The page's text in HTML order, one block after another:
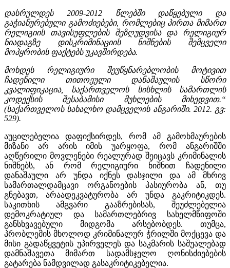
დასრულდეს 2009-2012 წლებში დაწყებული და
გაჭიანურებული გამოძიებები, რომლებიც პირთა მიმართ
რელიგიის თავისუფლების შეზღუდვისა და რელიგიურ
ნიადაგზე დისკრიმინაციის ნიშნების შემცველი
მოპყრობის ფაქტებს უკავშირდება.
მოხდეს რელიგიური შეუწყნარებლობის მოტივით
ჩადენილი თითოეული
დანაშაულის სწორი
კვალიფიკაცია, საქართველოს სისხლის სამართლის
კოდექსის
შესაბამისი მუხლების მიხედვით.“
(საქართველოს სახალხო დამცველის ანგარიში. 2012. გვ:
529).
აუცილებელია დაფიქსირდეს, რომ ამ გამოხმაურების
მიზანი არ არის იმის უარყოფა, რომ ანგარიშში
აღწერილი მოვლენები რეალურად შეიცავს კრიმინალის
ნიშნებს, ან რომ რელიგიური ნიშნით ჩადენილი
დანაშაული არ უნდა იქნეს დასჯილი და ამ მხრივ
სამართალდამცავი ორგანოების პასიურობა ან, თუ
გნებავთ, არაადეკვატურობა არ უნდა გაკრიტიკდეს.
საკითხის ამგვარი გააზრებისას, შეუძლებელია
დემოკრატიულ და სამართლებრივ სახელმწიფოში
განსხვავებული მიდგომა არსებობდეს. თუმცა,
პრობლემის მხოლოდ კრიმინალურ ჭრილში მოქცევა და
მისი გადაწყვეტის უპირველეს და საკმარის საშუალებად
დამნაშავეთა მიმართ სადამსჯელო ღონისძიებების
გატარება ნამდვილად გასაკრიტიკებელია.